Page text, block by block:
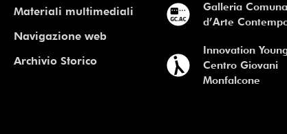
Materiali multimediali
Navigazione web
Archivio Storico
Galleria
d’Arte
Innovation
Centro Giovani
Monfalcone